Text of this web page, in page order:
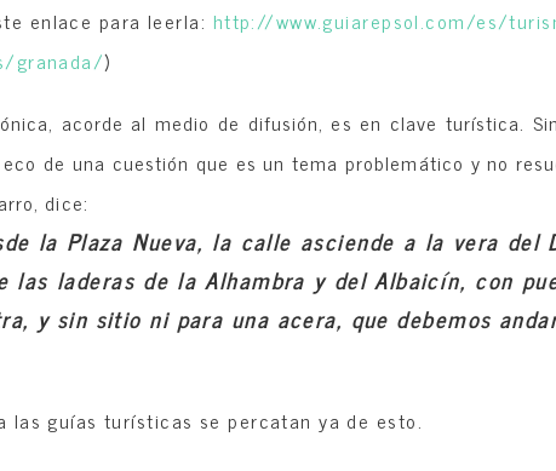
enlace para leerla: http://www.guiarepsol.com/es/
granada/)
acorde al medio de difusión, es en clave turística.
de una cuestión que es un tema problemático y no
dice:
la Plaza Nueva, la calle asciende a la vera
las laderas de la Alhambra y del Albaicín, con
y sin sitio ni para una acera, que debemos
las guías turísticas se percatan ya de esto.